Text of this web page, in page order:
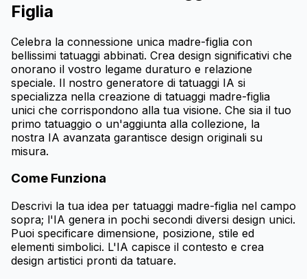
Figlia
Celebra la connessione unica madre-figlia con
bellissimi tatuaggi abbinati. Crea design significativi che
onorano il vostro legame duraturo e relazione
speciale. Il nostro generatore di tatuaggi IA si
specializza nella creazione di tatuaggi madre-figlia
unici che corrispondono alla tua visione. Che sia il tuo
primo tatuaggio o un'aggiunta alla collezione, la
nostra IA avanzata garantisce design originali su
misura.
Come Funziona
Descrivi la tua idea per tatuaggi madre-figlia nel campo
sopra; l'IA genera in pochi secondi diversi design unici.
Puoi specificare dimensione, posizione, stile ed
elementi simbolici. L'IA capisce il contesto e crea
design artistici pronti da tatuare.